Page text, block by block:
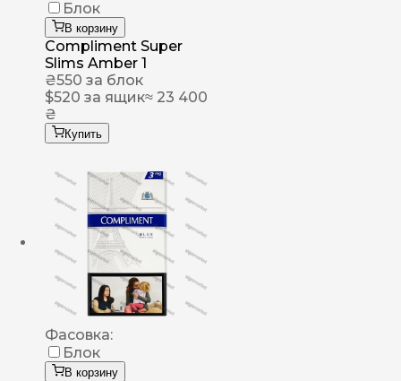
Блок
В корзину
Compliment Super
Slims Amber 1
₴550 за блок
$520 за ящик≈ 23 400
₴
Купить
Фасовка:
Блок
В корзину